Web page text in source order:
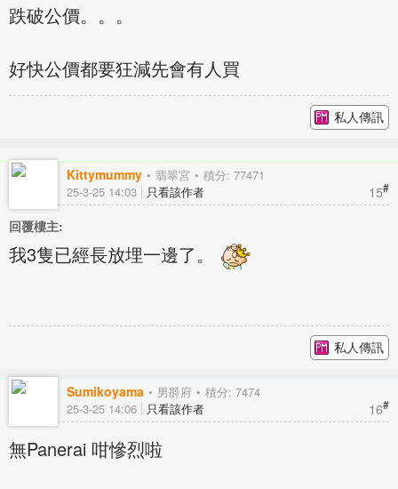
跌破公價。。。
好快公價都要狂減先會有人買
私人傳訊
Kittymummy 翡翠宮 積分: 77471
15#
25-3-25 14:03 只看該作者
回覆樓主:
我3隻已經長放埋一邊了。
私人傳訊
Sumikoyama 男爵府 積分: 7474
16#
25-3-25 14:06 只看該作者
無Panerai 咁慘烈啦